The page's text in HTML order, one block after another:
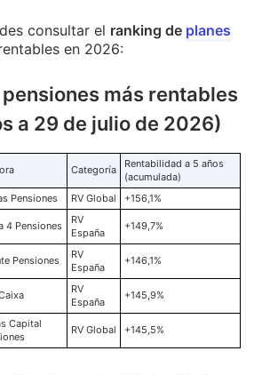
consultar el ranking de planes
en 2026:
más rentables
a 29 de julio de 2026)
Categoría
Rentabilidad a 5 años
(acumulada)
Pensiones RV Global +156,1%
4 Pensiones
RV
España
+149,7%
Pensiones
RV
España
+146,1%
RV
España
+145,9%
Capital
RV Global +145,5%